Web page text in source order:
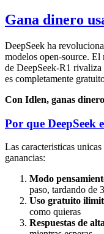
Gana dinero
DeepSeek ha
modelos open-source. El
de DeepSeek-R1
es completamente
Con Idlen, ganas
Por que DeepSeek
Las caracteristicas
ganancias:
Modo
paso, tardando de
Uso gratuito
como quieras
Respuestas de